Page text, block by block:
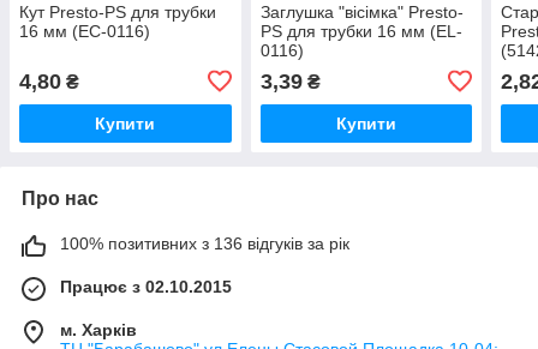
Кут Presto-PS для трубки
16 мм (EC-0116)
4,80 ₴
Купити
Заглушка "вісімка" Presto-
PS для трубки 16 мм (EL-
0116)
3,39₴
Купити
Про нас
100% позитивних з 136 відгуків за рік
Працює з 02.10.2015
м. Харків